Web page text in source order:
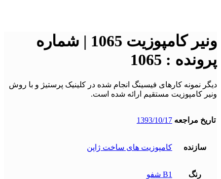
ونیر کامپوزیت 1065 | شماره
پرونده : 1065
دیگر نمونه کارهای فیسینگ انجام شده در کلینیک پرستیژ و با روش
ونیر کامپوزیت مستقیم ارائه شده است.
تاریخ مراجعه 1393/10/17
سازنده کامپوزیت های ساخت ژاپن
رنگ B1 شفو